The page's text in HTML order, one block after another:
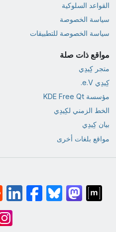
القواعد السلوكية
سياسة الخصوصة
سياسة الخصوصة للتطبيقات
مواقع ذات صلة
متجر كِيدِي
كِيدِي e.V.
مؤسسة KDE Free Qt
الخط الزمني لكِيدِي
بيان كِيدِي
مواقع بلغات أخرى